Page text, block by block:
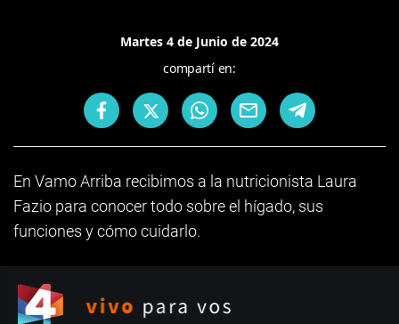
Martes 4 de Junio de 2024
compartí en:
En Vamo Arriba recibimos a la nutricionista Laura
Fazio para conocer todo sobre el hígado, sus
funciones y cómo cuidarlo.